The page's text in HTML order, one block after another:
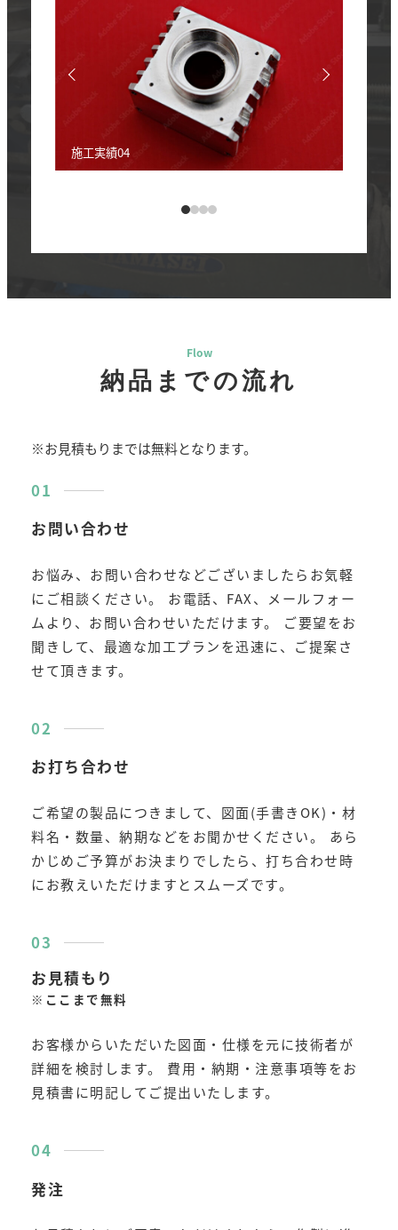
施工実績04
Flow
納品までの流れ
※お見積もりまでは無料となります。
お問い合わせ
お悩み、お問い合わせなどございましたらお気軽
にご相談ください。 お電話、FAX、メールフォー
ムより、お問い合わせいただけます。 ご要望をお
聞きして、最適な加工プランを迅速に、ご提案さ
せて頂きます。
お打ち合わせ
ご希望の製品につきまして、図面(手書きOK)・材
料名・数量、納期などをお聞かせください。 あら
かじめご予算がお決まりでしたら、打ち合わせ時
にお教えいただけますとスムーズです。
お見積もり
※ここまで無料
お客様からいただいた図面・仕様を元に技術者が
詳細を検討します。 費用・納期・注意事項等をお
見積書に明記してご提出いたします。
発注